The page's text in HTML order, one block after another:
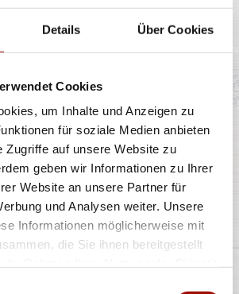
Details Über Cookies
Cookies
um Inhalte und Anzeigen zu
für soziale Medien anbieten
Zugriffe auf unsere Website zu
geben wir Informationen zu Ihrer
Website an unsere Partner für
und Analysen weiter. Unsere
Informationen möglicherweise mit
die Sie ihnen bereitgestellt
5,49 €
ROMA